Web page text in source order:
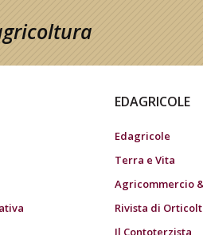
EDAGRICOLE
Edagricole
Terra e Vita
Agricommercio
Rivista di
Il Contoterzista